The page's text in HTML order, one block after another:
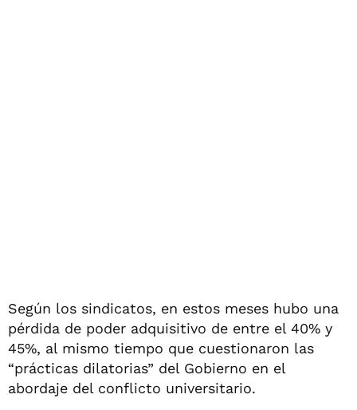
Según los sindicatos, en estos meses hubo una
pérdida de poder adquisitivo de entre el 40% y
45%, al mismo tiempo que cuestionaron las
“prácticas dilatorias” del Gobierno en el
abordaje del conflicto universitario.